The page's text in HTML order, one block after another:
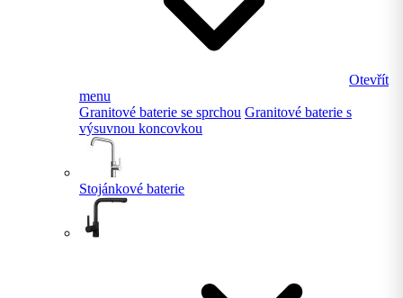
Otevřít
menu
Granitové baterie se sprchou Granitové baterie s
výsuvnou koncovkou
Stojánkové baterie